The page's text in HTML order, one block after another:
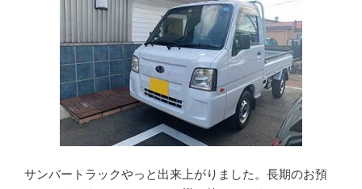
サンバートラックやっと出来上がりました。長期のお預